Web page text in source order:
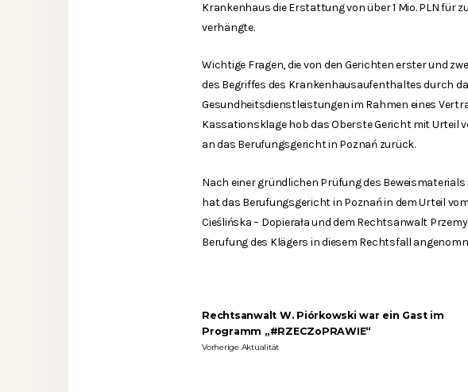
Krankenhaus die Erstattung von über 1 Mio. PLN für
verhängte.
Wichtige Fragen, die von den Gerichten erster und
des Begriffes des Krankenhausaufenthaltes durch
Gesundheitsdienstleistungen im Rahmen eines
Kassationsklage hob das Oberste Gericht mit Urteil
an das Berufungsgericht in Poznań zurück.
Nach einer gründlichen Prüfung des
hat das Berufungsgericht in Poznań in dem Urteil
Cieślińska – Dopierała und dem Rechtsanwalt
Berufung des Klägers in diesem Rechtsfall
Rechtsanwalt W. Piórkowski war ein Gast im
Programm „#RZECZoPRAWIE“
Vorherige Aktualität